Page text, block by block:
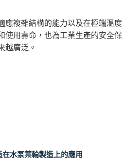
複雜結構的能力以及在極端溫
用壽命，也為工業生產的安全
越廣泛。
水泵葉輪製造上的應用